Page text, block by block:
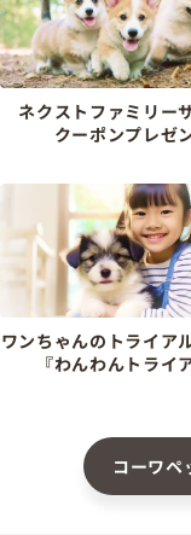
ネクストファミリー
クーポンプレゼ
ワンちゃんのトライア
『わんわんトライ
コーワペ